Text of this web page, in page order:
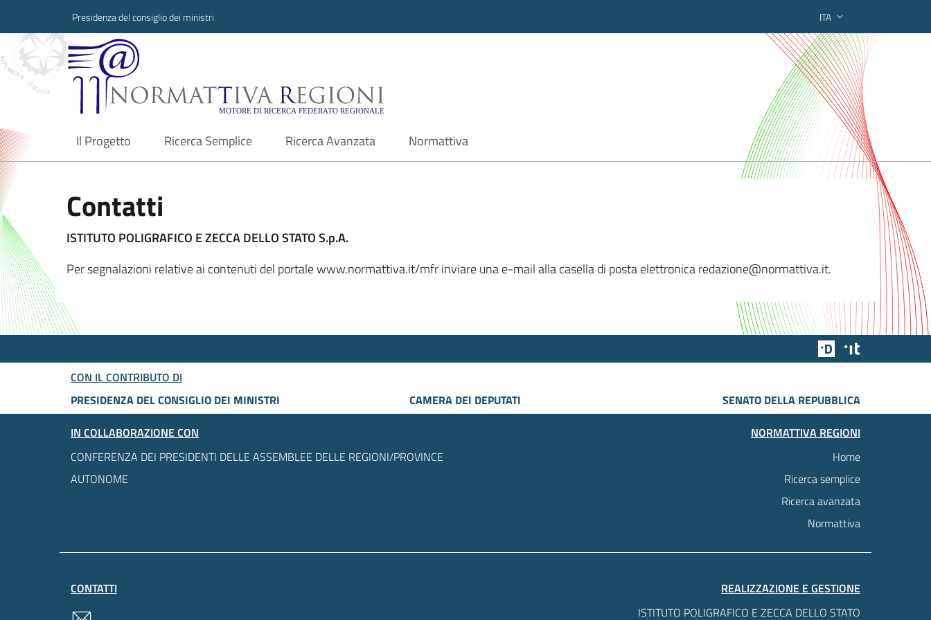
Presidenza del consiglio dei ministri ITA
Normattiva Regioni - Motore di ricerca federato regionale
Il Progetto
current Ricerca Semplice Ricerca Avanzata Normattiva
Contatti
ISTITUTO POLIGRAFICO E ZECCA DELLO STATO S.p.A.
Per segnalazioni relative ai contenuti del portale www.normattiva.it/mfr inviare una e-mail alla casella di posta elettronica redazione@normattiva.it.
Team Digitale
CON IL CONTRIBUTO DI
PRESIDENZA DEL CONSIGLIO DEI MINISTRI
CAMERA DEI DEPUTATI
SENATO DELLA REPUBBLICA
IN COLLABORAZIONE CON
CONFERENZA DEI PRESIDENTI DELLE ASSEMBLEE DELLE REGIONI/PROVINCE
AUTONOME
NORMATTIVA REGIONI
Home
Ricerca semplice
Ricerca avanzata
Normattiva
CONTATTI
REALIZZAZIONE E GESTIONE
ISTITUTO POLIGRAFICO E ZECCA DELLO STATO